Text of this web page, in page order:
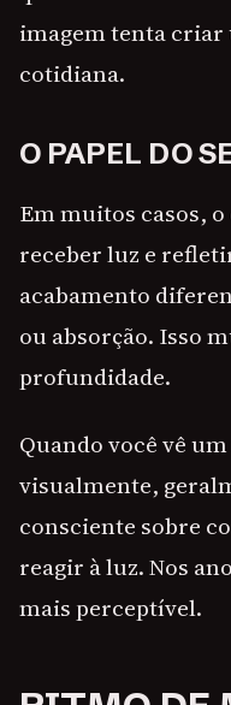
imagem tenta criar
cotidiana.
O PAPEL DO
Em muitos casos,
receber luz e
acabamento
ou absorção. Isso
profundidade.
Quando você vê
visualmente,
consciente sobre
reagir à luz. Nos
mais perceptível.